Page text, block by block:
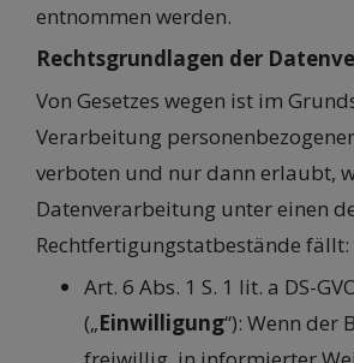
entnommen werden.
Rechtsgrundlagen der
Von Gesetzes wegen ist im
Verarbeitung
verboten und nur dann erlaubt,
Datenverarbeitung unter einen
Rechtfertigungstatbestände fällt:
Art. 6 Abs. 1 S. 1 lit. a DS-
(„Einwilligung“): Wenn der